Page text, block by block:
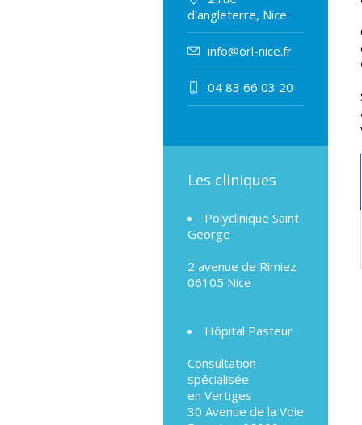
d'angleterre, Nice
info@orl-nice.fr
04 83 66 03 20
Les cliniques
Polyclinique Saint
George
2 avenue de Rimiez
06105 Nice
Hôpital Pasteur
Consultation
spécialisée
en Vertiges
30 Avenue de la Voie